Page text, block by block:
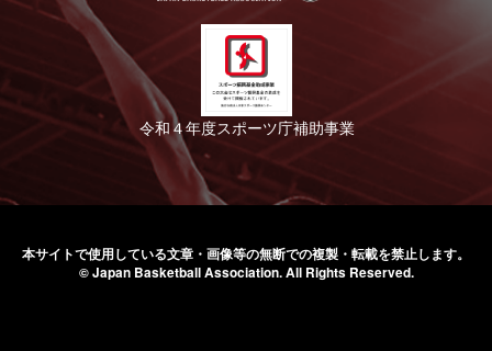
令和４年度スポーツ庁補助事業
本サイトで使用している文章・画像等の無断での複製・転載を禁止します。
© Japan Basketball Association.All Rights Reserved.